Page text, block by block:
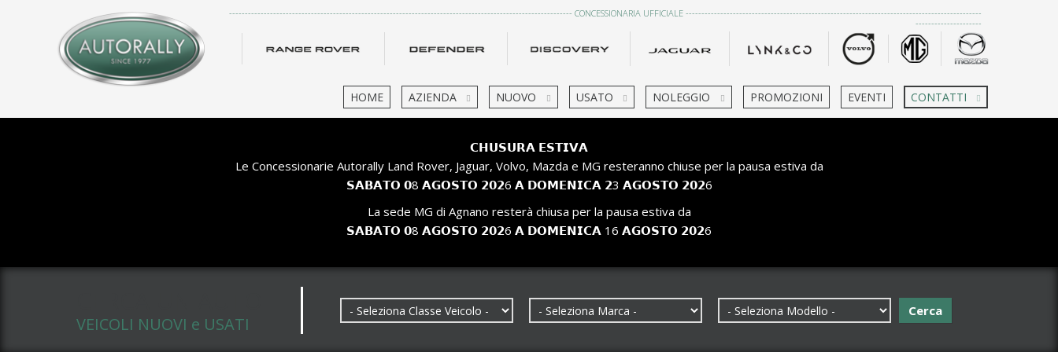
------------------------------------------------------------------------------------------------------------- CONCESSIONARIA UFFICIALE ----------------------------------------------------------------------------------------------
---------------------
HOME AZIENDA NUOVO USATO NOLEGGIO PROMOZIONI EVENTI CONTATTI
𝗖𝗛𝗨𝗦𝗨𝗥𝗔 𝗘𝗦𝗧𝗜𝗩𝗔
Le Concessionarie Autorally Land Rover, Jaguar, Volvo, Mazda e MG resteranno chiuse per la pausa estiva da
𝗦𝗔𝗕𝗔𝗧𝗢 𝟬8 𝗔𝗚𝗢𝗦𝗧𝗢 𝟮𝟬𝟮6 𝗔 𝗗𝗢𝗠𝗘𝗡𝗜𝗖𝗔 𝟮3 𝗔𝗚𝗢𝗦𝗧𝗢 𝟮𝟬𝟮6
La sede MG di Agnano resterà chiusa per la pausa estiva da
𝗦𝗔𝗕𝗔𝗧𝗢 𝟬8 𝗔𝗚𝗢𝗦𝗧𝗢 𝟮𝟬𝟮6 𝗔 𝗗𝗢𝗠𝗘𝗡𝗜𝗖𝗔 16 𝗔𝗚𝗢𝗦𝗧𝗢 𝟮𝟬𝟮6
VEICOLI NUOVI e USATI
Cerca